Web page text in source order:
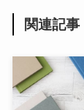
関連記事